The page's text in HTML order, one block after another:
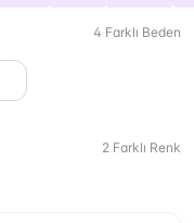
4 Farklı Beden
2 Farklı Renk